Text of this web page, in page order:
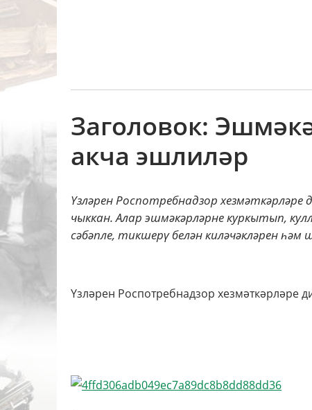
Заголовок:
акча эшлиләр
Үзләрен Роспотребнадзор
чыккан. Алар эшмәкәрләрне куркытып,
сәбәпле, тикшерү белән киләчәкләрен
Үзләрен Роспотребнадзор хезмәткәрләре